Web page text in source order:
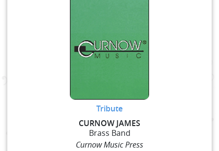
Tribute
CURNOW JAMES
Brass Band
Curnow Music Press